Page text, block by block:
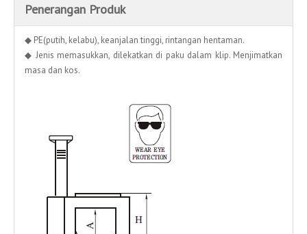
Penerangan Produk
◆ PE(putih, kelabu), keanjalan tinggi, rintangan hentaman.
◆ Jenis memasukkan, dilekatkan di paku dalam klip. Menjimatkan
masa dan kos.